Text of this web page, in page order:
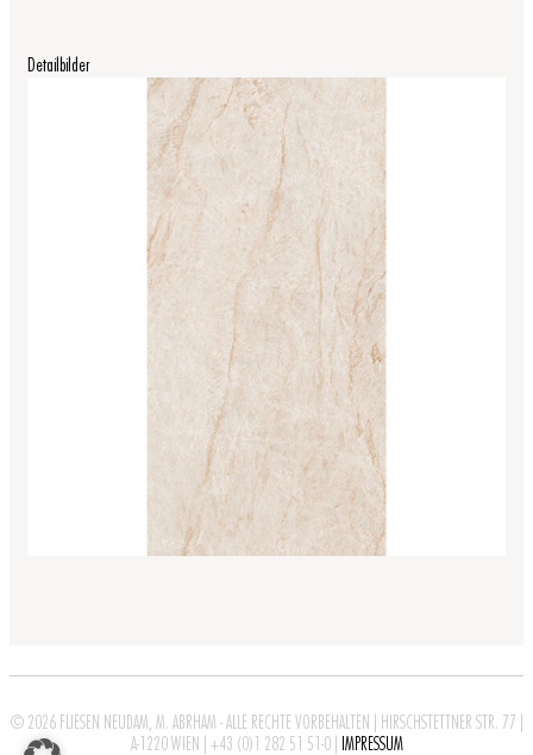
Detailbilder
© 2026 FLIESEN NEUDAM, M. ABRHAM -ALLE RECHTE VORBEHALTEN HIRSCHSTETTNER STR. 77
A-1220 WIEN
+43 (0)1 282 51 51-0| IMPRESSUM